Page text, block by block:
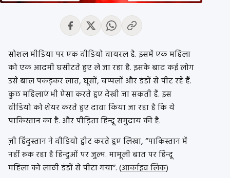
सोशल मीडिया पर एक वीडियो वायरल है. इसमें एक महिला
को एक आदमी घसीटते हुए ले जा रहा है. इसके बाद कई लोग
उसे बाल पकड़कर लात, घूसों, चप्पलों और डंडों से पीट रहे हैं.
कुछ महिलाएं भी ऐसा करते हुए देखी जा सकती हैं. इस
वीडियो को शेयर करते हुए दावा किया जा रहा है कि ये
पाकिस्तान का है. और पीड़िता हिन्दू समुदाय की है.
ज़ी हिंदुस्तान ने वीडियो ट्वीट करते हुए लिखा, “पाकिस्तान में
नहीं रुक रहा है हिन्दुओं पर जुल्म. मामूली बात पर हिन्दू
महिला को लाठी डंडों से पीटा गया”. (आर्काइव लिंक)